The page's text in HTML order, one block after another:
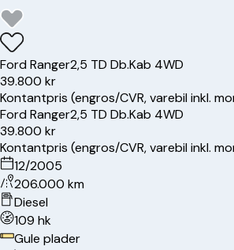
FordRanger2,5 TD Db.Kab 4WD
39.800 kr
Kontantpris (engros/CVR, varebil inkl.
FordRanger2,5 TD Db.Kab 4WD
39.800 kr
Kontantpris (engros/CVR, varebil inkl.
12/2005
206.000 km
Diesel
109 hk
Gule plader